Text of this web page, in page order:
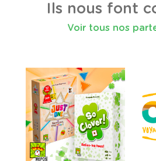
Ils nous font
Voir tous nos